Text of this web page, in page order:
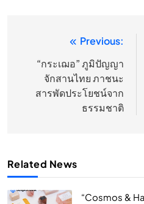
แนะแนว
เรื่อง
Previous:
“กระเฌอ” ภูมิปัญญา
จักสานไทย ภาชนะ
สารพัดประโยชน์จาก
ธรรมชาติ
Related News
“Cosmos &